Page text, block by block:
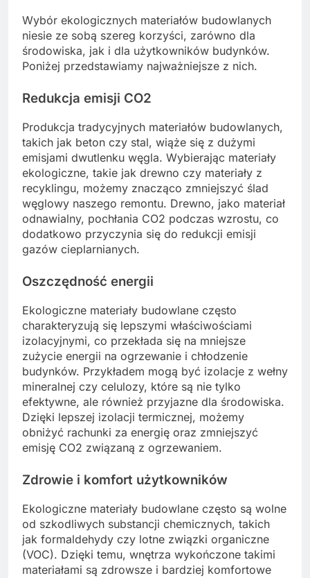
Wybór ekologicznych materiałów budowlanych
niesie ze sobą szereg korzyści, zarówno dla
środowiska, jak i dla użytkowników budynków.
Poniżej przedstawiamy najważniejsze z nich.
Redukcja emisji CO2
Produkcja tradycyjnych materiałów budowlanych,
takich jak beton czy stal, wiąże się z dużymi
emisjami dwutlenku węgla. Wybierając materiały
ekologiczne, takie jak drewno czy materiały z
recyklingu, możemy znacząco zmniejszyć ślad
węglowy naszego remontu. Drewno, jako materiał
odnawialny, pochłania CO2 podczas wzrostu, co
dodatkowo przyczynia się do redukcji emisji
gazów cieplarnianych.
Oszczędność energii
Ekologiczne materiały budowlane często
charakteryzują się lepszymi właściwościami
izolacyjnymi, co przekłada się na mniejsze
zużycie energii na ogrzewanie i chłodzenie
budynków. Przykładem mogą być izolacje z wełny
mineralnej czy celulozy, które są nie tylko
efektywne, ale również przyjazne dla środowiska.
Dzięki lepszej izolacji termicznej, możemy
obniżyć rachunki za energię oraz zmniejszyć
emisję CO2 związaną z ogrzewaniem.
Zdrowie i komfort użytkowników
Ekologiczne materiały budowlane często są wolne
od szkodliwych substancji chemicznych, takich
jak formaldehydy czy lotne związki organiczne
(VOC). Dzięki temu, wnętrza wykończone takimi
materiałami są zdrowsze i bardziej komfortowe